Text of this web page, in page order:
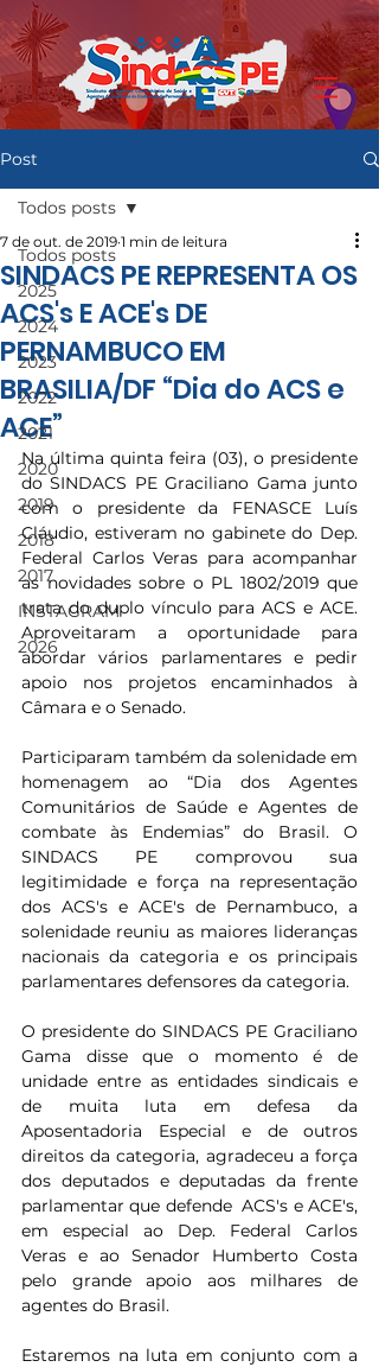
Post
Todos posts
2025
2024
2023
2022
2021
2020
2019
2018
2017
INSTAGRAM
2026
Todos posts
SINDACS PE REPRESENTA OS
ACS's E ACE's DE
PERNAMBUCO EM
BRASILIA/DF “Dia do ACS e
ACE”
7 de out. de 2019 1 min de leitura
Na última quinta feira (03), o presidente
do SINDACS PE Graciliano Gama junto
com o presidente da FENASCE Luís
Cláudio, estiveram no gabinete do Dep.
Federal Carlos Veras para acompanhar
as novidades sobre o PL 1802/2019 que
trata do duplo vínculo para ACS e ACE.
Aproveitaram a oportunidade para
abordar vários parlamentares e pedir
apoio nos projetos encaminhados à
Câmara e o Senado.
Participaram também da solenidade em
homenagem ao “Dia dos Agentes
Comunitários de Saúde e Agentes de
combate às Endemias” do Brasil. O
SINDACS PE comprovou sua
legitimidade e força na representação
dos ACS's e ACE's de Pernambuco, a
solenidade reuniu as maiores lideranças
nacionais da categoria e os principais
parlamentares defensores da categoria.
O presidente do SINDACS PE Graciliano
Gama disse que o momento é de
unidade entre as entidades sindicais e
de muita luta em defesa da
Aposentadoria Especial e de outros
direitos da categoria, agradeceu a força
dos deputados e deputadas da frente
parlamentar que defende  ACS's e ACE's,
em especial ao Dep. Federal Carlos
Veras e ao Senador Humberto Costa
pelo grande apoio aos milhares de
agentes do Brasil.
Estaremos na luta em conjunto com a